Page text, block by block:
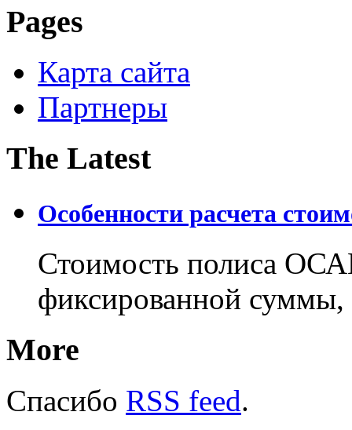
Pages
Карта сайта
Партнеры
The Latest
Особенности расчета
Стоимость полиса
фиксированной
More
Спасибо RSS feed.